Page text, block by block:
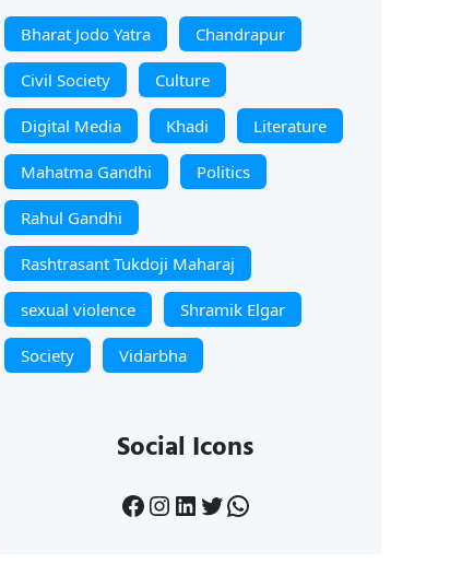
Bharat Jodo Yatra Chandrapur
Civil Society Culture
Digital Media Khadi Literature
Mahatma Gandhi Politics
Rahul Gandhi
Rashtrasant Tukdoji Maharaj
sexual violence Shramik Elgar
Society Vidarbha
Social Icons
Facebook InstagramLinkedIn Twitter WhatsApp